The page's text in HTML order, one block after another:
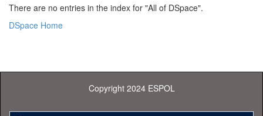
There are no entries in the index for "All of DSpace".
DSpace Home
Copyright 2024 ESPOL